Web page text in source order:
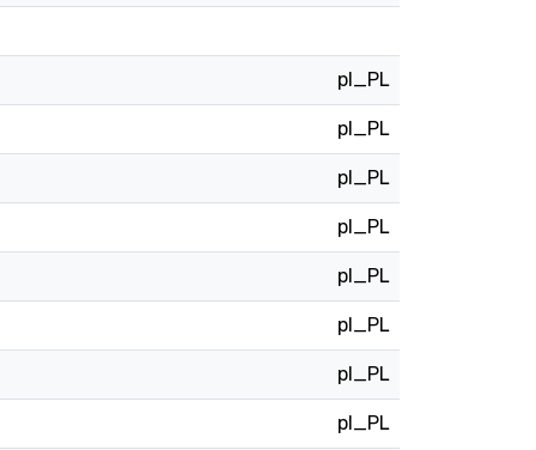
pl_PL
pl_PL
pl_PL
pl_PL
pl_PL
pl_PL
pl_PL
pl_PL